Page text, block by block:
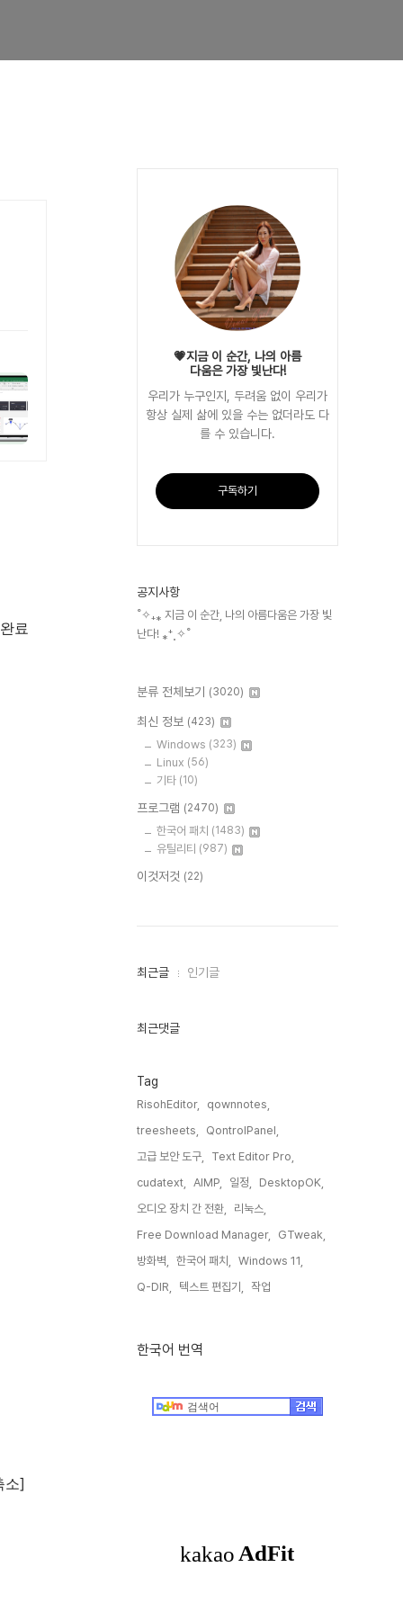
료
소]
💗지금 이 순간, 나의 아름
다움은 가장 빛난다!
우리가 누구인지, 두려움 없이 우리가
항상 실제 삶에 있을 수는 없더라도 다
를 수 있습니다.
구독하기
공지사항
˚✧₊⁎ 지금 이 순간, 나의 아름다움은 가장 빛
난다! ⁎⁺˳✧˚
분류 전체보기 (3020)
최신 정보 (423)
Windows (323)
Linux (56)
기타 (10)
프로그램 (2470)
한국어 패치 (1483)
유틸리티 (987)
이것저것 (22)
최
인
최근글 인기글
최근댓글
Tag
RisohEditor,
qownnotes,
treesheets,
QontrolPanel,
고급 보안 도구,
Text Editor Pro,
cudatext,
AIMP, 일정,
DesktopOK,
오디오 장치 간 전환,
리눅스,
Free Download Manager,
GTweak,
방화벽,
한국어 패치,
Windows 11,
Q-DIR,
텍스트 편집기, 작업,
한국어 번역